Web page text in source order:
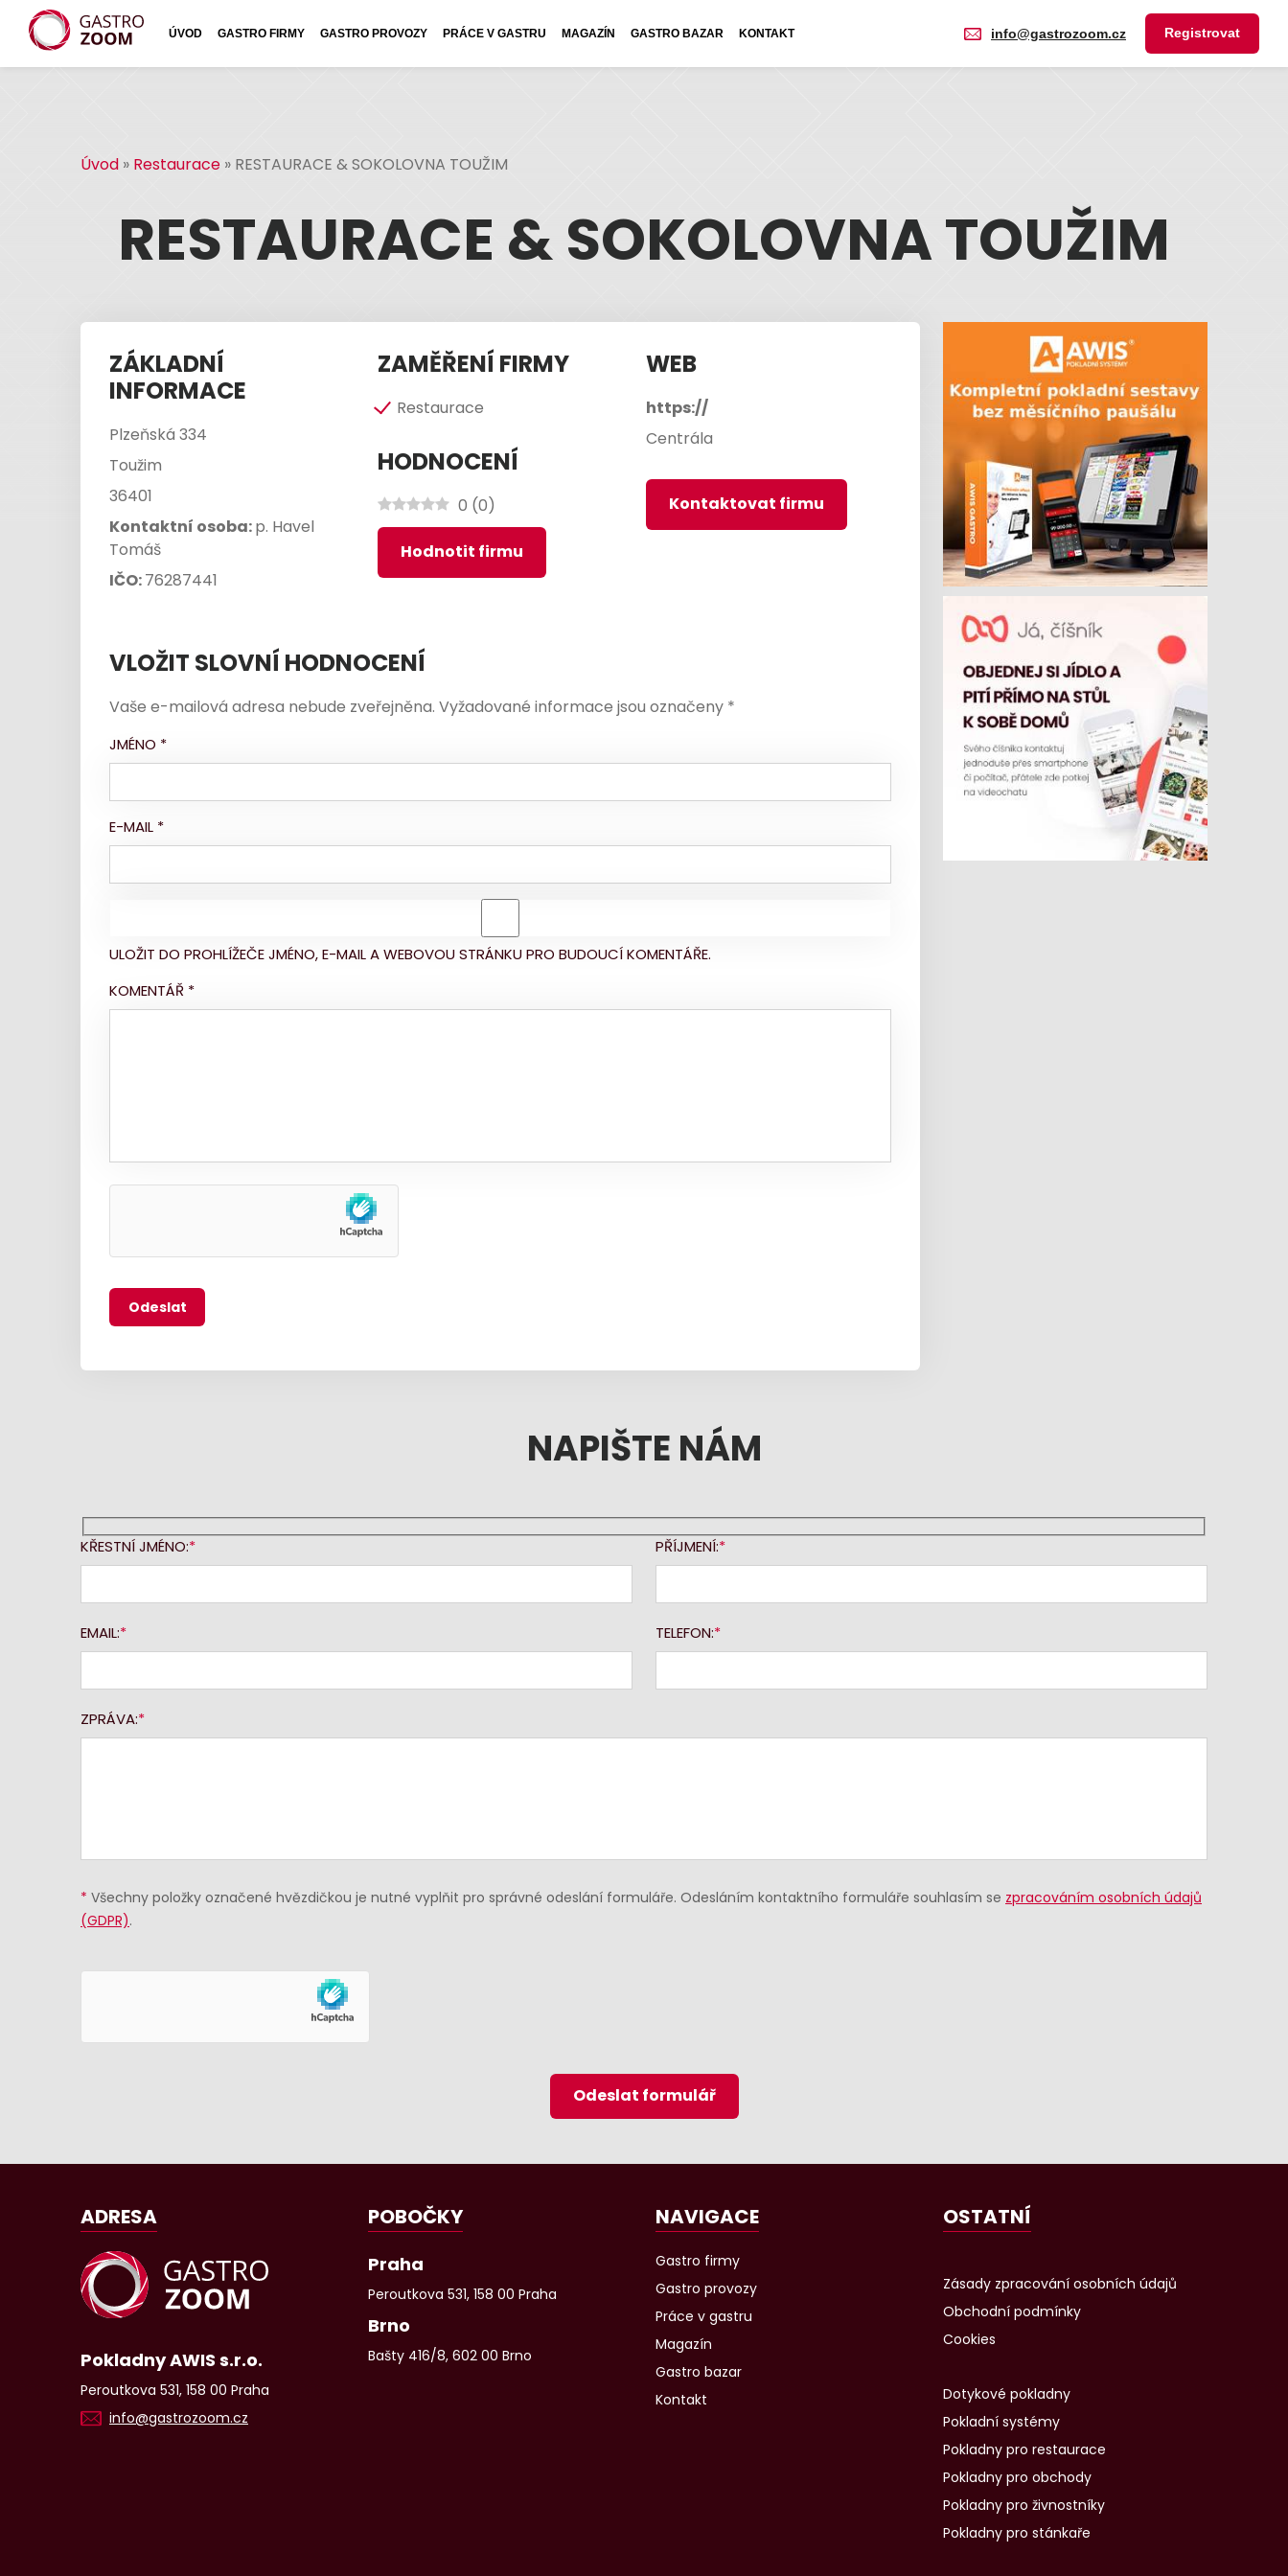
ÚVOD GASTRO FIRMY GASTRO PROVOZY PRÁCE V GASTRU MAGAZÍN GASTRO BAZAR KONTAKT info@gastrozoom.cz Registrovat
Úvod » Restaurace » RESTAURACE & SOKOLOVNA TOUŽIM
RESTAURACE & SOKOLOVNA TOUŽIM
ZÁKLADNÍ
INFORMACE
Plzeňská 334
Toužim
36401
Kontaktní osoba:p. Havel
Tomáš
IČO:76287441
ZAMĚŘENÍ FIRMY
Restaurace
HODNOCENÍ
0 (0)
Hodnotit firmu
WEB
https://
Centrála
Kontaktovat firmu
VLOŽIT SLOVNÍ HODNOCENÍ
Vaše e-mailová adresa nebude zveřejněna. Vyžadované informace jsou označeny *
JMÉNO *
E-MAIL *
ULOŽIT DO PROHLÍŽEČE JMÉNO, E-MAIL A WEBOVOU STRÁNKU PRO BUDOUCÍ KOMENTÁŘE.
KOMENTÁŘ *
NAPIŠTE NÁM
KŘESTNÍ JMÉNO: PŘÍJMENÍ:
EMAIL: TELEFON:
ZPRÁVA:
* Všechny položky označené hvězdičkou je nutné vyplňit pro správné odeslání formuláře. Odesláním kontaktního formuláře souhlasím se zpracováním osobních údajů
(GDPR).
Odeslat formulář
ADRESA
Pokladny AWIS s.r.o.
Peroutkova 531, 158 00 Praha
info@gastrozoom.cz
POBOČKY
Praha
Peroutkova 531, 158 00 Praha
Brno
Bašty 416/8, 602 00 Brno
NAVIGACE
Gastro firmy
Gastro provozy
Práce v gastru
Magazín
Gastro bazar
Kontakt
OSTATNÍ
Zásady zpracování osobních údajů
Obchodní podmínky
Cookies
Dotykové pokladny
Pokladní systémy
Pokladny pro restaurace
Pokladny pro obchody
Pokladny pro živnostníky
Pokladny pro stánkaře